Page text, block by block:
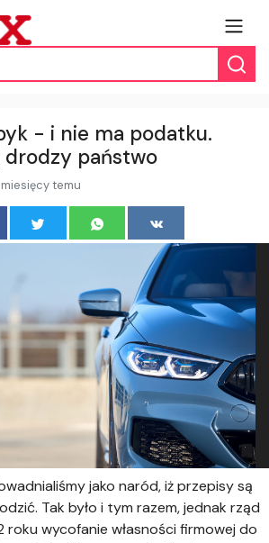
- i nie ma podatku.
drodzy państwo
miesięcy temu
jako naród, iż przepisy są
Tak było i tym razem, jednak rząd
roku wycofanie własności firmowej do